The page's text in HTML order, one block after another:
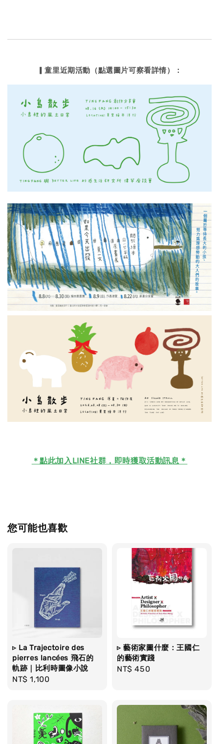
▎童里近期活動（點選圖片可察看詳情）：
＊點此加入LINE社群，即時獲取活動訊息＊
您可能也喜歡
▹ La Trajectoire des
pierres lancées 飛石的
軌跡｜比利時圖像小說
Regular
NT$ 1,100
▹ 藝術家圖什麼：王國仁
的藝術實踐
Regular
NT$ 450